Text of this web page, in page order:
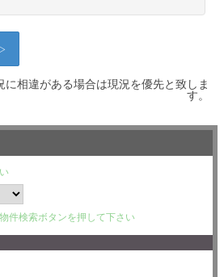
相違がある場合は現況を優先と致しま
す。
件検索ボタンを押して下さい